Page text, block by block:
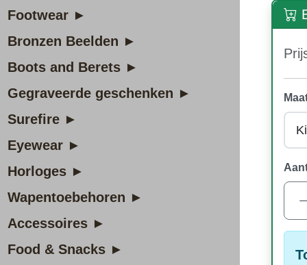
Footwear ►
Bronzen Beelden ►
Boots and Berets ►
Gegraveerde geschenken ►
Surefire ►
Eyewear ►
Horloges ►
Wapentoebehoren ►
Accessoires ►
Food & Snacks ►